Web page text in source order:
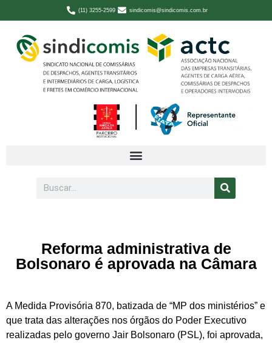
(11) 3255-2599 sindicomis@sindicomis.com.br
Reforma administrativa de
Bolsonaro é aprovada na Câmara
A Medida Provisória 870, batizada de “MP dos ministérios” e
que trata das alterações nos órgãos do Poder Executivo
realizadas pelo governo Jair Bolsonaro (PSL), foi aprovada,